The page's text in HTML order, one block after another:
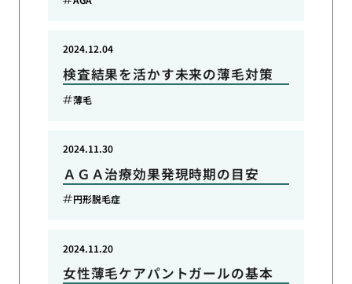
検査結果を活かす未来の薄毛対策
2024.12.04
薄毛
ＡＧＡ治療効果発現時期の目安
2024.11.30
円形脱毛症
女性薄毛ケアパントガールの基本
2024.11.20